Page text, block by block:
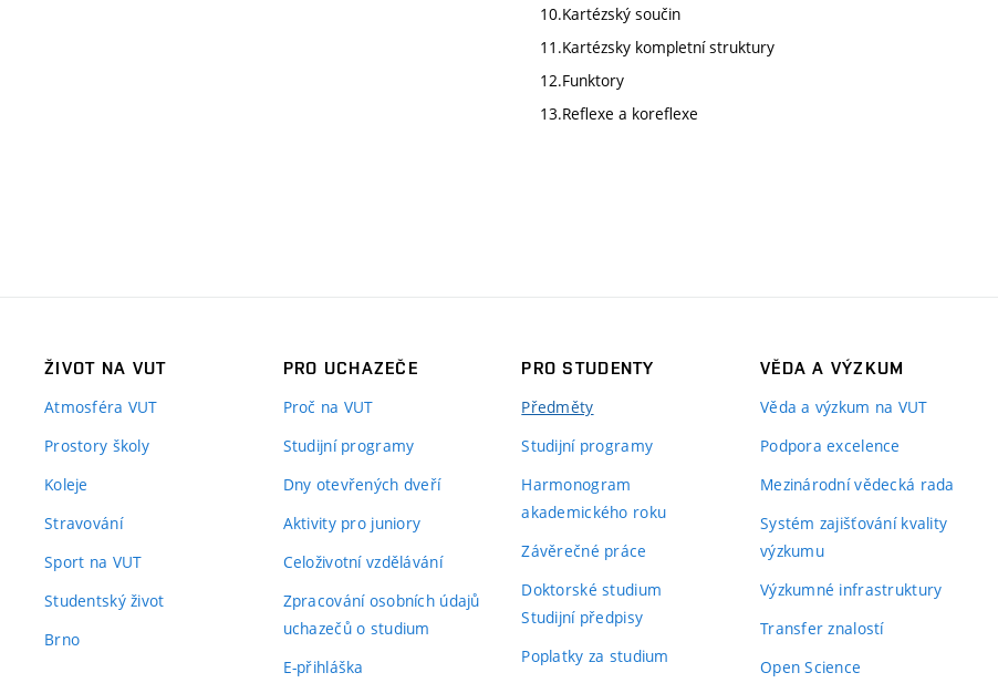
10.Kartézský součin
11.Kartézsky kompletní struktury
12.Funktory
13.Reflexe a koreflexe
ŽIVOT NA VUT
Atmosféra VUT
Prostory školy
Koleje
Stravování
Sport na VUT
Studentský život
Brno
PRO UCHAZEČE
Proč na VUT
Studijní programy
Dny otevřených dveří
Aktivity pro juniory
Celoživotní vzdělávání
Zpracování osobních údajů
uchazečů o studium
E-přihláška
PRO STUDENTY
Předměty
Studijní programy
Harmonogram
akademického roku
Závěrečné práce
Doktorské studium
Studijní předpisy
Poplatky za studium
VĚDA A VÝZKUM
Věda a výzkum na VUT
Podpora excelence
Mezinárodní vědecká rada
Systém zajišťování kvality
výzkumu
Výzkumné infrastruktury
Transfer znalostí
Open Science